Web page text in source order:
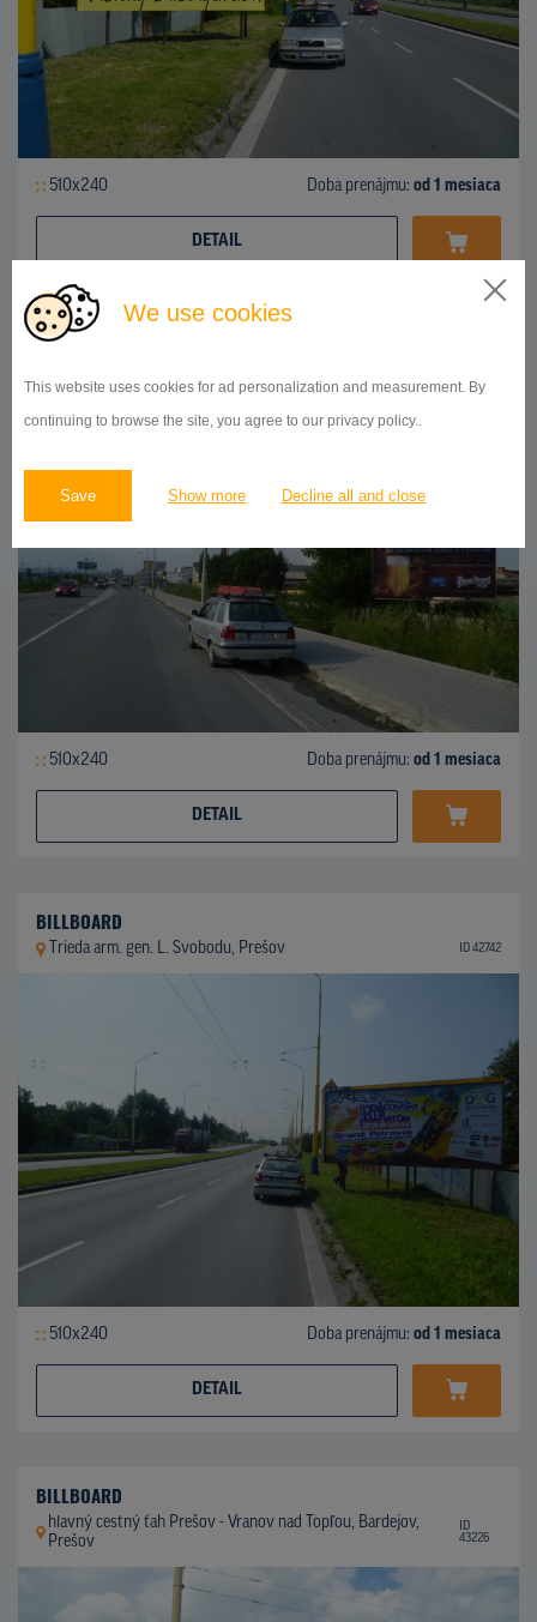
We use cookies
This website uses cookies for ad personalization and measurement. By
continuing to browse the site, you agree to our privacy policy..
Save Show more Decline all and close
510x240 Doba prenájmu: od 1 mesiaca
DETAIL
BILLBOARD
510x240 Doba prenájmu: od 1 mesiaca
DETAIL
BILLBOARD
Trieda arm. gen. L. Svobodu, Prešov ID 42742
510x240 Doba prenájmu: od 1 mesiaca
DETAIL
BILLBOARD
hlavný cestný ťah Prešov - Vranov nad Topľou, Bardejov,
Prešov
ID
43226